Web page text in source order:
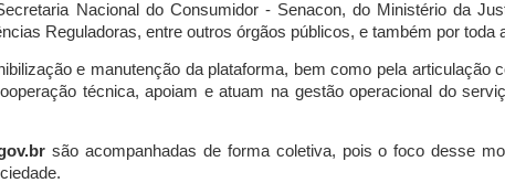
Nacional do Consumidor - Senacon, do Ministério da
Reguladoras, entre outros órgãos públicos, e também por toda
e manutenção da plataforma, bem como pela articulação
técnica, apoiam e atuam na gestão operacional do
são acompanhadas de forma coletiva, pois o foco desse